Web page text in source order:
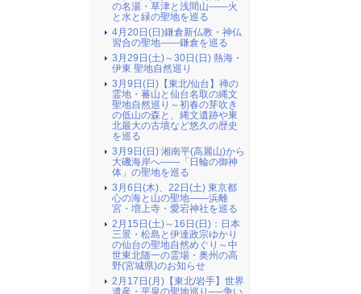
の名湯・草津と浅間山――火
と水と緑の聖地を巡る
4月20日(日)鎌倉新仏教・神仏
習合の聖地――鎌倉を巡る
3月29日(土)～30日(日) 熱海・
伊東 聖地自然巡り
3月9日(日)【東北/仙台】禅の
霊地・蕃山と仙台名取の縄文
聖地自然巡り～初春の芽吹き
の低山の森と、縄文遺跡や東
北最大の古墳など悠久の歴史
を巡る
3月9日(日) 湘南平(高麗山)から
大磯海岸へ――「日輪の御神
体」の聖地を巡る
3月6日(木)、22日(土) 東京都
心の海と山の聖地――浜離
宮・増上寺・愛宕神社を巡る
2月15日(土)～16日(日)：日本
三景・松島と伊達政宗ゆかり
の仙台の聖地自然めぐり～中
世東北随一の霊場・奥州の高
野(宮城県)のお知らせ
2月17日(月)【東北/岩手】世界
遺産・平泉の聖地巡り──争い